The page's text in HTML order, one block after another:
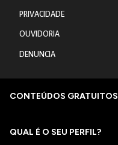
PRIVACIDADE
OUVIDORIA
DENUNCIA
CONTEÚDOS GRATUITOS
QUAL É O SEU PERFIL?